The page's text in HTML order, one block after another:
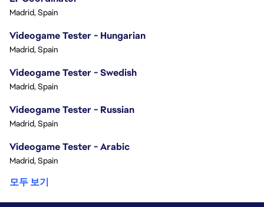
Madrid, Spain
Videogame Tester - Hungarian
Madrid, Spain
Videogame Tester - Swedish
Madrid, Spain
Videogame Tester - Russian
Madrid, Spain
Videogame Tester - Arabic
Madrid, Spain
모두 보기